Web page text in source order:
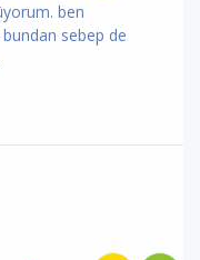
ben
sebep de